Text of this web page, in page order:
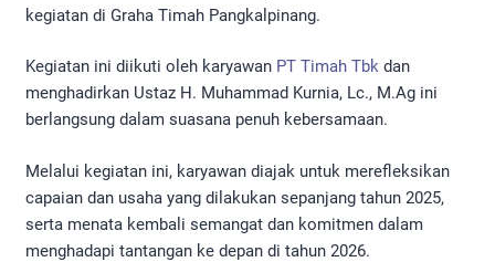
kegiatan di Graha Timah Pangkalpinang.
Kegiatan ini diikuti oleh karyawan PT Timah Tbk dan
menghadirkan Ustaz H. Muhammad Kurnia, Lc., M.Ag ini
berlangsung dalam suasana penuh kebersamaan.
Melalui kegiatan ini, karyawan diajak untuk merefleksikan
capaian dan usaha yang dilakukan sepanjang tahun 2025,
serta menata kembali semangat dan komitmen dalam
menghadapi tantangan ke depan di tahun 2026.